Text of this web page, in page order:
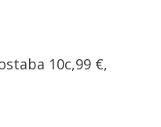
10c,99 €,